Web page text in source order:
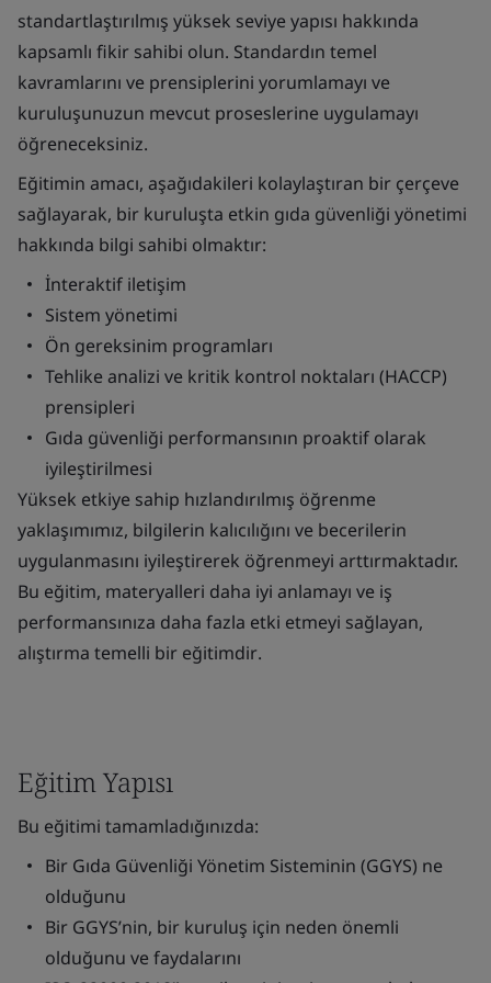
standartlaştırılmış yüksek seviye yapısı hakkında
kapsamlı fikir sahibi olun. Standardın temel
kavramlarını ve prensiplerini yorumlamayı ve
kuruluşunuzun mevcut proseslerine uygulamayı
öğreneceksiniz.
Eğitimin amacı, aşağıdakileri kolaylaştıran bir çerçeve
sağlayarak, bir kuruluşta etkin gıda güvenliği yönetimi
hakkında bilgi sahibi olmaktır:
İnteraktif iletişim
Sistem yönetimi
Ön gereksinim programları
Tehlike analizi ve kritik kontrol noktaları (HACCP)
prensipleri
Gıda güvenliği performansının proaktif olarak
iyileştirilmesi
Yüksek etkiye sahip hızlandırılmış öğrenme
yaklaşımımız, bilgilerin kalıcılığını ve becerilerin
uygulanmasını iyileştirerek öğrenmeyi arttırmaktadır.
Bu eğitim, materyalleri daha iyi anlamayı ve iş
performansınıza daha fazla etki etmeyi sağlayan,
alıştırma temelli bir eğitimdir.
Eğitim Yapısı
Bu eğitimi tamamladığınızda:
Bir Gıda Güvenliği Yönetim Sisteminin (GGYS) ne
olduğunu
Bir GGYS’nin, bir kuruluş için neden önemli
olduğunu ve faydalarını